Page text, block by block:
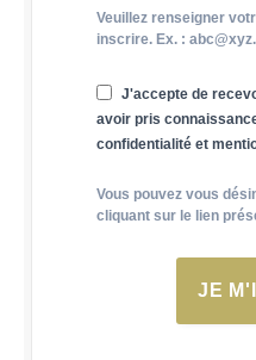
Veuillez renseigner
inscrire. Ex. :
J'accepte de
avoir pris
confidentialité et
Vous pouvez vous
cliquant sur le lien
JE